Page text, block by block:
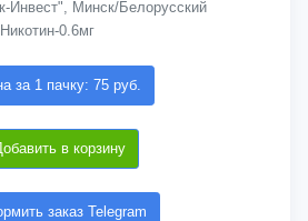
Инвест", Минск/Белорусский
0.6мг
за 1 пачку: 75 руб.
в корзину
заказ Telegram